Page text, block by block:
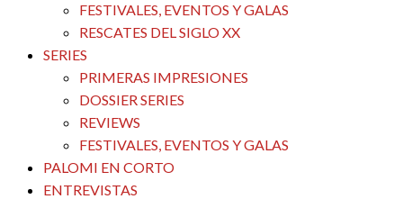
FESTIVALES, EVENTOS Y GALAS
RESCATES DEL SIGLO XX
SERIES
PRIMERAS IMPRESIONES
DOSSIER SERIES
REVIEWS
FESTIVALES, EVENTOS Y GALAS
PALOMI EN CORTO
ENTREVISTAS